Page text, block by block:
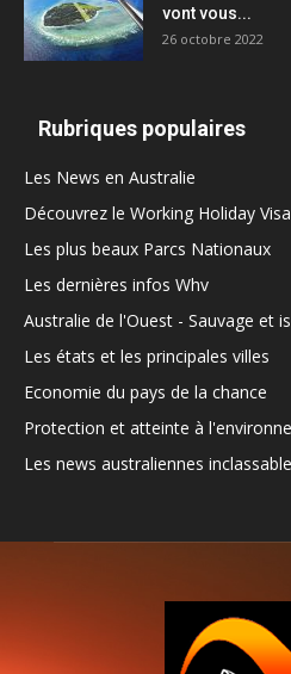
vont vous...
26 octobre 2022
Rubriques populaires
Les News en Australie
Découvrez le Working Holiday Visa
Les plus beaux Parcs Nationaux
Les dernières infos Whv
Australie de l'Ouest - Sauvage et
Les états et les principales villes
Economie du pays de la chance
Protection et atteinte à
Les news australiennes